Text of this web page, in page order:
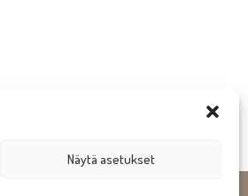
Näytä asetukset